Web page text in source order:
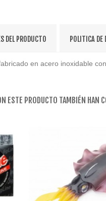
DEL PRODUCTO POLITICA DE
en acero inoxidable
ESTE PRODUCTO TAMBIÉN HAN